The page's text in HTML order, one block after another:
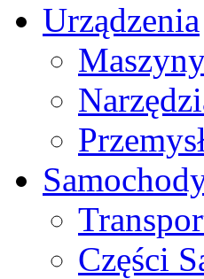
Urządzenia
Części